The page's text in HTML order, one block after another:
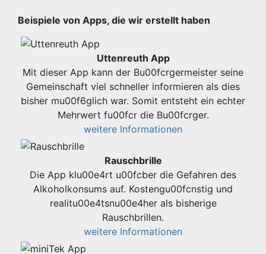
Beispiele von Apps, die wir erstellt haben
Uttenreuth App
Mit dieser App kann der Bu00fcrgermeister seine
Gemeinschaft viel schneller informieren als dies
bisher mu00f6glich war. Somit entsteht ein echter
Mehrwert fu00fcr die Bu00fcrger.
weitere Informationen
Rauschbrille
Die App klu00e4rt u00fcber die Gefahren des
Alkoholkonsums auf. Kostengu00fcnstig und
realitu00e4tsnu00e4her als bisherige
Rauschbrillen.
weitere Informationen